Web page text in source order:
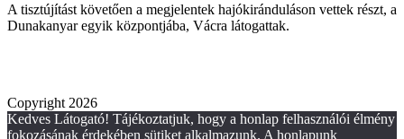
A tisztújítást követően a megjelentek hajókiránduláson vettek részt, a
Dunakanyar egyik központjába, Vácra látogattak.
Copyright 2026
Kedves Látogató! Tájékoztatjuk, hogy a honlap felhasználói élmény
fokozásának érdekében sütiket alkalmazunk. A honlapunk